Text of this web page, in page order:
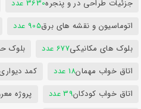
جزئیات طراحی در و پنجره3630 عدد
اتوماسیون و نقشه های برق905 عدد
بلوک های مکانیکی677 عدد بلوک
اتاق خواب مهمان18 عدد کمد
اتاق خواب کودکان39 عدد پروژه